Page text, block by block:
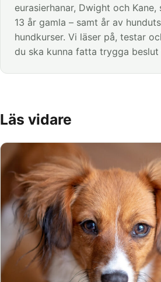
eurasierhanar, Dwight och
13 år gamla – samt år av
hundkurser. Vi läser på, testar
du ska kunna fatta trygga
Läs vidare